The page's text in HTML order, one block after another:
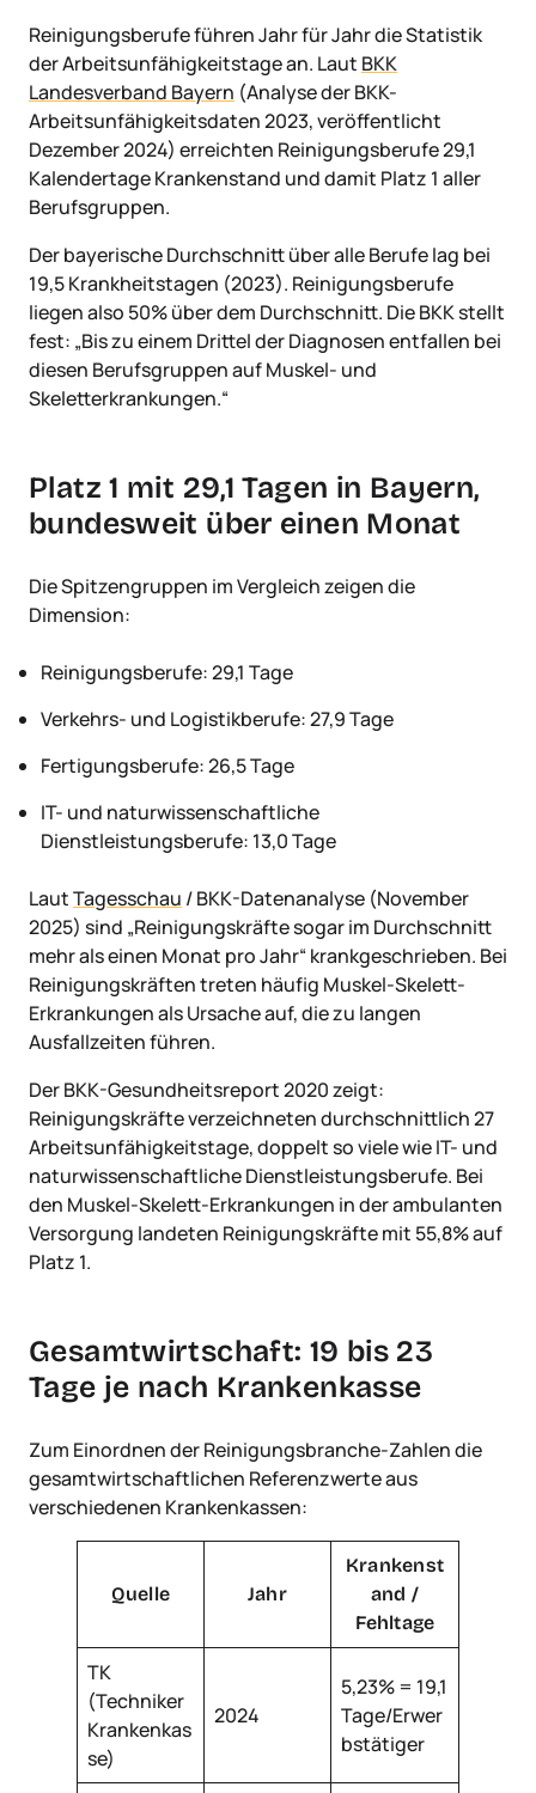
Reinigungsberufe führen Jahr für Jahr die Statistik
der Arbeitsunfähigkeitstage an. Laut BKK
Landesverband Bayern (Analyse der BKK-
Arbeitsunfähigkeitsdaten 2023, veröffentlicht
Dezember 2024) erreichten Reinigungsberufe 29,1
Kalendertage Krankenstand und damit Platz 1 aller
Berufsgruppen.
Der bayerische Durchschnitt über alle Berufe lag bei
19,5 Krankheitstagen (2023). Reinigungsberufe
liegen also 50% über dem Durchschnitt. Die BKK stellt
fest: „Bis zu einem Drittel der Diagnosen entfallen bei
diesen Berufsgruppen auf Muskel- und
Skeletterkrankungen.“
Platz 1 mit 29,1 Tagen in Bayern,
bundesweit über einen Monat
Die Spitzengruppen im Vergleich zeigen die
Dimension:
Reinigungsberufe: 29,1 Tage
Verkehrs- und Logistikberufe: 27,9 Tage
Fertigungsberufe: 26,5 Tage
IT- und naturwissenschaftliche
Dienstleistungsberufe: 13,0 Tage
LautTagesschau / BKK-Datenanalyse (November
2025) sind „Reinigungskräfte sogar im Durchschnitt
mehr als einen Monat pro Jahr“ krankgeschrieben. Bei
Reinigungskräften treten häufig Muskel-Skelett-
Erkrankungen als Ursache auf, die zu langen
Ausfallzeiten führen.
Der BKK-Gesundheitsreport 2020 zeigt:
Reinigungskräfte verzeichneten durchschnittlich 27
Arbeitsunfähigkeitstage, doppelt so viele wie IT- und
naturwissenschaftliche Dienstleistungsberufe. Bei
den Muskel-Skelett-Erkrankungen in der ambulanten
Versorgung landeten Reinigungskräfte mit 55,8% auf
Platz 1.
Gesamtwirtschaft: 19 bis 23
Tage je nach Krankenkasse
Zum Einordnen der Reinigungsbranche-Zahlen die
gesamtwirtschaftlichen Referenzwerte aus
verschiedenen Krankenkassen:
Quelle Jahr
Krankenst
and /
Fehltage
TK
(Techniker
Krankenkas
se)
2024
5,23% = 19,1
Tage/Erwer
bstätiger